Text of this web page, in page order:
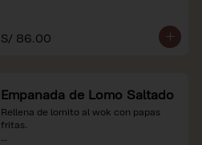
*Nuestros precios están expresados en
soles e incluyen impuestos de ley y
S/ 86.00
Empanada de Lomo Saltado
Rellena de lomito al wok con papas
fritas.